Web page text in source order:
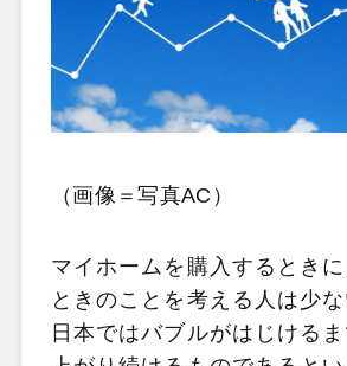
（画像＝写真AC）
マイホームを購入するとき
ときのことを考える人は少な
日本ではバブルがはじける